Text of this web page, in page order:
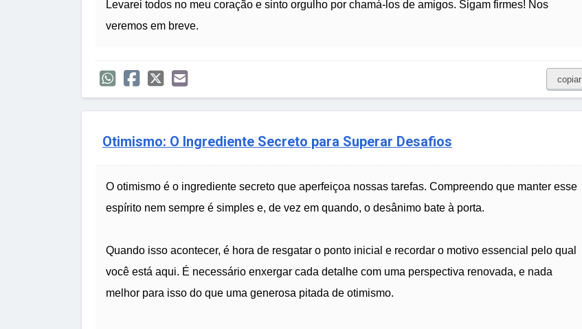
Levarei todos no meu coração e sinto orgulho por chamá-los de amigos. Sigam firmes! Nos
veremos em breve.
copiar
Otimismo: O Ingrediente Secreto para Superar Desafios
O otimismo é o ingrediente secreto que aperfeiçoa nossas tarefas. Compreendo que manter esse
espírito nem sempre é simples e, de vez em quando, o desânimo bate à porta.
Quando isso acontecer, é hora de resgatar o ponto inicial e recordar o motivo essencial pelo qual
você está aqui. É necessário enxergar cada detalhe com uma perspectiva renovada, e nada
melhor para isso do que uma generosa pitada de otimismo.